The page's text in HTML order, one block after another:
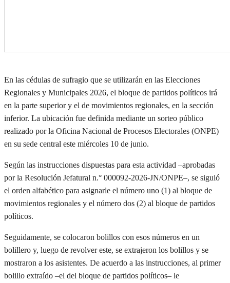
En las cédulas de sufragio que se utilizarán en las Elecciones
Regionales y Municipales 2026, el bloque de partidos políticos irá
en la parte superior y el de movimientos regionales, en la sección
inferior. La ubicación fue definida mediante un sorteo público
realizado por la Oficina Nacional de Procesos Electorales (ONPE)
en su sede central este miércoles 10 de junio.
Según las instrucciones dispuestas para esta actividad –aprobadas
por la Resolución Jefatural n.° 000092-2026-JN/ONPE–, se siguió
el orden alfabético para asignarle el número uno (1) al bloque de
movimientos regionales y el número dos (2) al bloque de partidos
políticos.
Seguidamente, se colocaron bolillos con esos números en un
bolillero y, luego de revolver este, se extrajeron los bolillos y se
mostraron a los asistentes. De acuerdo a las instrucciones, al primer
bolillo extraído –el del bloque de partidos políticos– le